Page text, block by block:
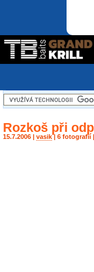
Rozkoš při
15.7.2006 | vasik| 6 fotografií